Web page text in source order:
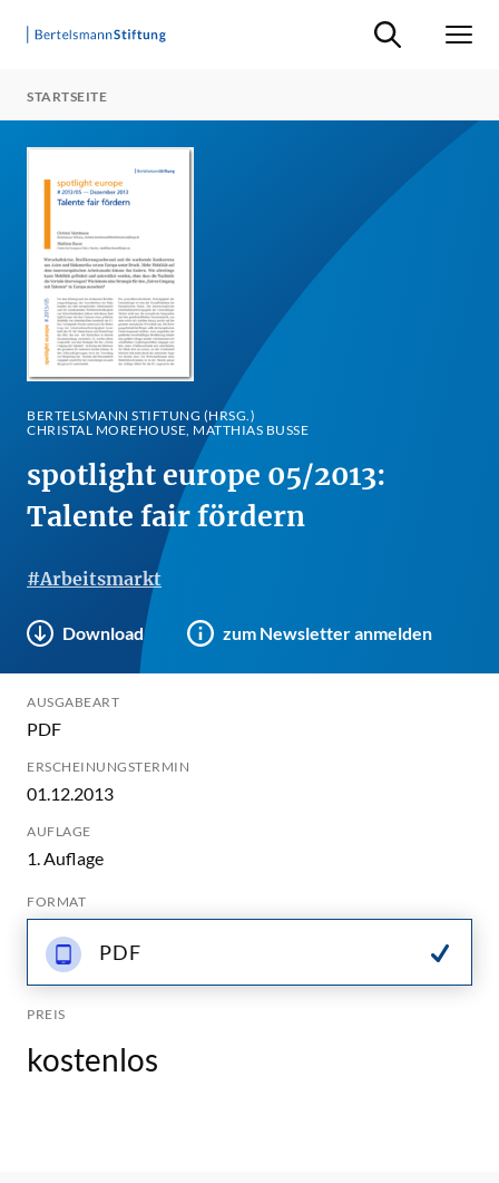
Suche ein-/
STARTSEITE
BERTELSMANN STIFTUNG (HRSG.)
CHRISTAL MOREHOUSE, MATTHIAS BUSSE
spotlight europe 05/2013:
Talente fair fördern
#Arbeitsmarkt
Download zum Newsletter anmelden
AUSGABEART
PDF
ERSCHEINUNGSTERMIN
01.12.2013
AUFLAGE
1. Auflage
FORMAT
PDF
PREIS
kostenlos